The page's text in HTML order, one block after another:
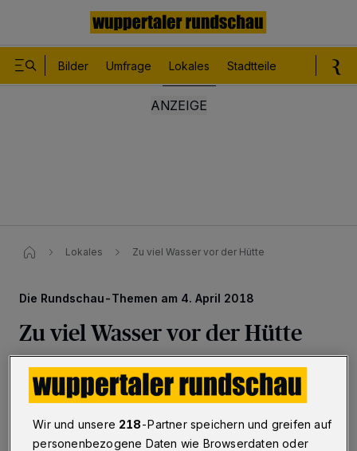
Bilder Umfrage Lokales Stadtteile
Lokales Zu viel Wasser vor der Hütte
Die Rundschau-Themen am 4. April 2018
Zu viel Wasser vor der Hütte
Wuppertal· Im höchsten Haus von Elberfeld, der
"Elberfelder Hütte" in den Hohen Tauern, steht die
Wasserkraftanlage nach Starkregen auf dem
Trockenen. Ein Neubau kostet rund 250.000 Euro.
Wir und unsere 218-Partner speichern und greifen auf
personenbezogene Daten wie Browserdaten oder